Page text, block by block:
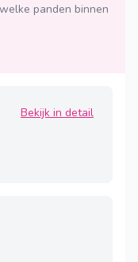
panden binnen
Bekijk in detail